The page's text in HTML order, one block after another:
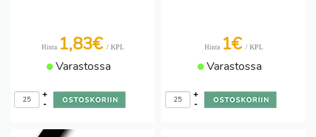
Hinta 1,83€ / KPL
Varastossa
-
+
Hinta 1€ / KPL
Varastossa
-
+